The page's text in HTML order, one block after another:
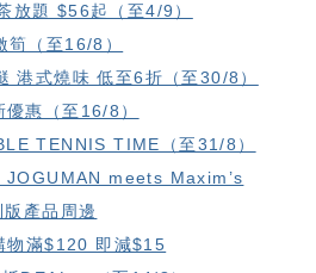
放題 $56起（至4/9）
筍（至16/8）
港式燒味 低至6折（至30/8）
惠（至16/8）
TENNIS TIME（至31/8）
JOGUMAN meets Maxim’s
產品周邊
物滿$120 即減$15